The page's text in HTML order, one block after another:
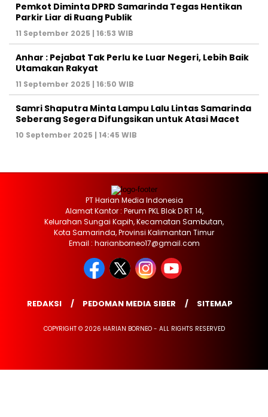
Pemkot Diminta DPRD Samarinda Tegas Hentikan
Parkir Liar di Ruang Publik
11 September 2025 | 16:53 WIB
Anhar : Pejabat Tak Perlu ke Luar Negeri, Lebih Baik
Utamakan Rakyat
11 September 2025 | 16:50 WIB
Samri Shaputra Minta Lampu Lalu Lintas Samarinda
Seberang Segera Difungsikan untuk Atasi Macet
10 September 2025 | 14:45 WIB
PT Harian Media Indonesia
Alamat Kantor : Perum PKL Blok D RT 14,
Kelurahan Sungai Kapih, Kecamatan Sambutan,
Kota Samarinda, Provinsi Kalimantan Timur
Email : harianborneo17@gmail.com
REDAKSI PEDOMAN MEDIA SIBER SITEMAP
COPYRIGHT © 2026 HARIAN BORNEO - ALL RIGHTS RESERVED